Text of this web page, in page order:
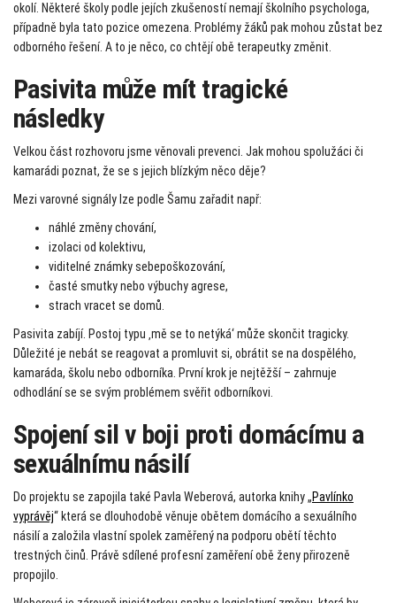
okolí. Některé školy podle jejích zkušeností nemají školního psychologa,
případně byla tato pozice omezena. Problémy žáků pak mohou zůstat bez
odborného řešení. A to je něco, co chtějí obě terapeutky změnit.
Pasivita může mít tragické
následky
Velkou část rozhovoru jsme věnovali prevenci. Jak mohou spolužáci či
kamarádi poznat, že se s jejich blízkým něco děje?
Mezi varovné signály lze podle Šamu zařadit např:
náhlé změny chování,
izolaci od kolektivu,
viditelné známky sebepoškozování,
časté smutky nebo výbuchy agrese,
strach vracet se domů.
Pasivita zabíjí. Postoj typu ‚mě se to netýká‘ může skončit tragicky.
Důležité je nebát se reagovat a promluvit si, obrátit se na dospělého,
kamaráda, školu nebo odborníka. První krok je nejtěžší – zahrnuje
odhodlání se se svým problémem svěřit odborníkovi.
Spojení sil v boji proti domácímu a
sexuálnímu násilí
Do projektu se zapojila také Pavla Weberová, autorka knihy „Pavlínko
vyprávěj“ která se dlouhodobě věnuje obětem domácího a sexuálního
násilí a založila vlastní spolek zaměřený na podporu obětí těchto
trestných činů. Právě sdílené profesní zaměření obě ženy přirozeně
propojilo.